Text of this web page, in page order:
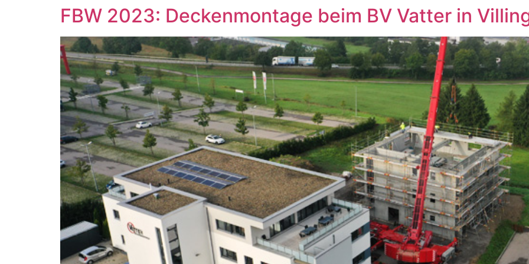
FBW 2023: Deckenmontage beim BV Vatter in